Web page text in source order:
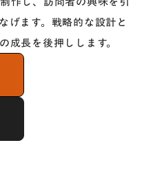
げます。戦略的な設計と
長を後押しします。